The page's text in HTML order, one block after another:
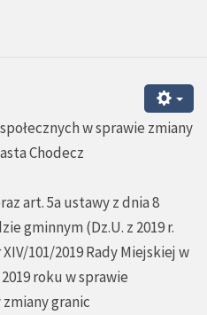
w sprawie zmiany
Chodecz
art. 5a ustawy z dnia 8
gminnym (Dz.U. z 2019 r.
101/2019 Rady Miejskiej w
roku w sprawie
granic